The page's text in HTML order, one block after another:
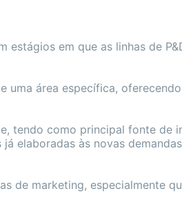
em que as linhas de
uma área específica,
tendo como principal fonte de
elaboradas às novas
de marketing, especialmente